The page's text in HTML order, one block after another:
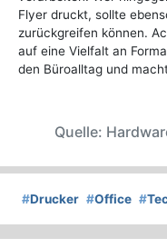
Flyer druckt, sollte
zurückgreifen können.
auf eine Vielfalt an
den Büroalltag und
Quelle:
#Drucker #Office #